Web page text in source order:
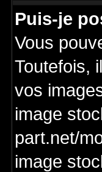
Puis-je
Vous
Toutefois,
vos
image
part.net/
image